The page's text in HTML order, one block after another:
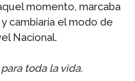
momento, marcaba
cambiaría el modo de
Nacional.
toda la vida.